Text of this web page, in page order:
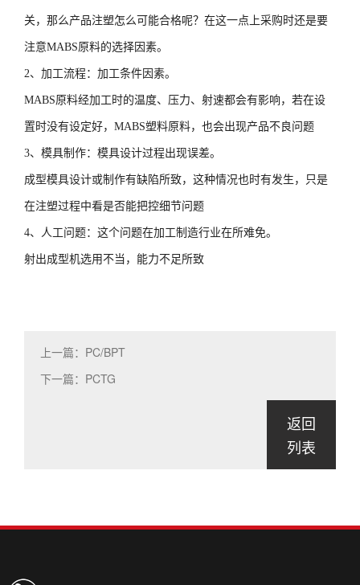
关，那么产品注塑怎么可能合格呢？在这一点上采购时还是要
注意MABS原料的选择因素。
2、加工流程：加工条件因素。
MABS原料经加工时的温度、压力、射速都会有影响，若在设
置时没有设定好，MABS塑料原料，也会出现产品不良问题
3、模具制作：模具设计过程出现误差。
成型模具设计或制作有缺陷所致，这种情况也时有发生，只是
在注塑过程中看是否能把控细节问题
4、人工问题：这个问题在加工制造行业在所难免。
射出成型机选用不当，能力不足所致
上一篇：PC/BPT
下一篇：PCTG
返回
列表